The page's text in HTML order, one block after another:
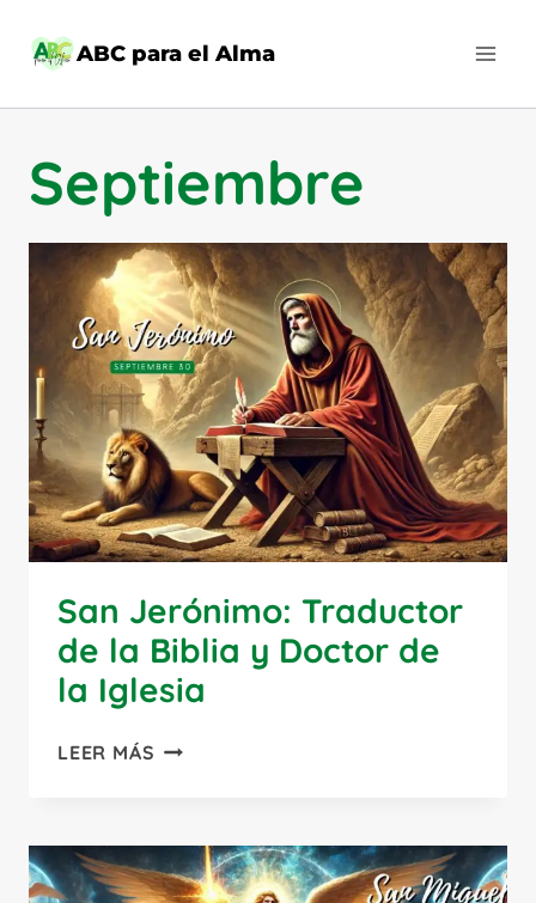
ABC para el Alma
Septiembre
San Jerónimo: Traductor
de la Biblia y Doctor de
la Iglesia
LEER MÁS SAN
LA
BIBLIA